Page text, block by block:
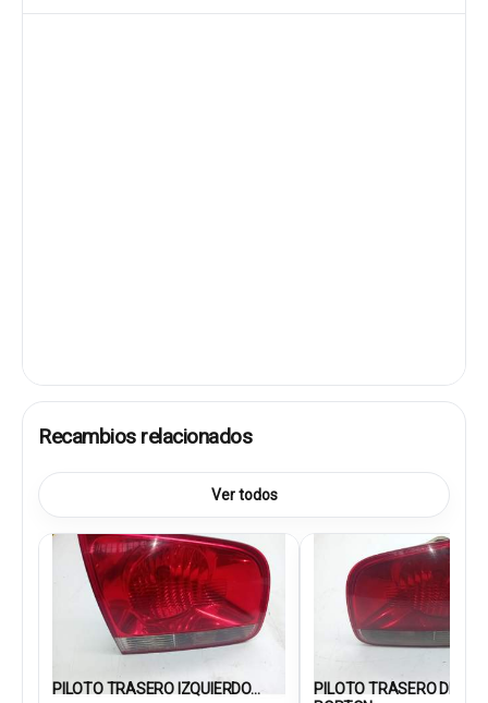
Recambios relacionados
Ver todos
PILOTO TRASERO IZQUIERDO...
PILOTO TRASERO